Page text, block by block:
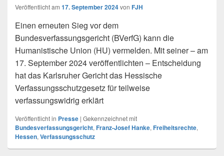
Veröffentlicht am 17. September 2024von FJH
Einen erneuten Sieg vor dem
Bundesverfassungsgericht (BVerfG) kann die
Humanistische Union (HU) vermelden. Mit seiner – am
17. September 2024 veröffentlichten – Entscheidung
hat das Karlsruher Gericht das Hessische
Verfassungsschutzgesetz für teilweise
verfassungswidrig erklärt
Veröffentlicht in Presse | Gekennzeichnet mit
Bundesverfassungsgericht, Franz-Josef Hanke, Freiheitsrechte,
Hessen, Verfassungsschutz